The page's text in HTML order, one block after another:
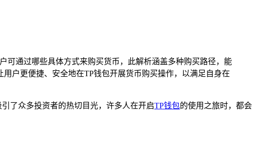
可通过哪些具体方式来购买货币，此解析涵盖多种购买路径，能
户更便捷、安全地在TP钱包开展货币购买操作，以满足自身在
了众多投资者的热切目光，许多人在开启TP钱包的使用之旅时，都会